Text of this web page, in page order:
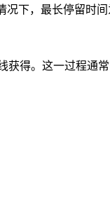
下，最长停留时间
得。这一过程通常